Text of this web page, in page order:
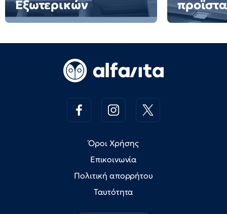
Εξωτερικών
Όροι Χρήσης
Επικοινωνία
Πολιτική απορρήτου
Ταυτότητα